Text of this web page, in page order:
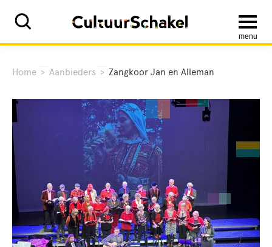
menu
Home > Aanbieders > Zangkoor Jan en Alleman